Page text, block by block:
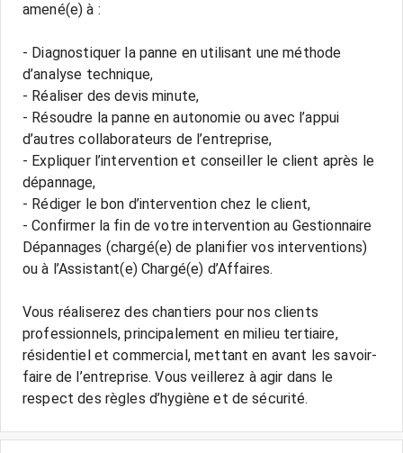
amené(e) à :
- Diagnostiquer la panne en utilisant une méthode
d’analyse technique,
- Réaliser des devis minute,
- Résoudre la panne en autonomie ou avec l’appui
d’autres collaborateurs de l’entreprise,
- Expliquer l’intervention et conseiller le client après le
dépannage,
- Rédiger le bon d’intervention chez le client,
- Confirmer la fin de votre intervention au Gestionnaire
Dépannages (chargé(e) de planifier vos interventions)
ou à l’Assistant(e) Chargé(e) d’Affaires.
Vous réaliserez des chantiers pour nos clients
professionnels, principalement en milieu tertiaire,
résidentiel et commercial, mettant en avant les savoir-
faire de l’entreprise. Vous veillerez à agir dans le